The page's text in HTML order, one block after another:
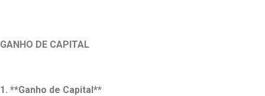
GANHO DE CAPITAL
1. **Ganho de Capital**